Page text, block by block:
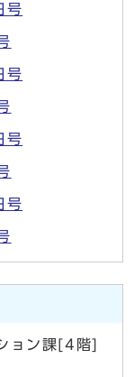
号
号
号
号
ョン課[4階]